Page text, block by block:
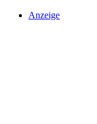
Anzeige